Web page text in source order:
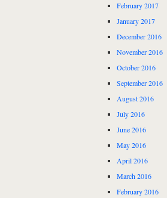
February 2017
January 2017
December 2016
November 2016
October 2016
September 2016
August 2016
July 2016
June 2016
May 2016
April 2016
March 2016
February 2016